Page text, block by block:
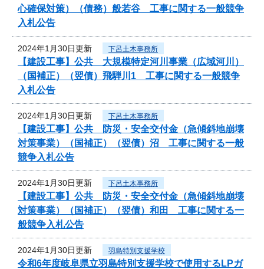
心確保対策）（債務）般若谷 工事に関する一般競争
入札公告
2024年1月30日更新 下呂土木事務所
【建設工事】公共 大規模特定河川事業（広域河川）
（国補正）（翌債）飛騨川1 工事に関する一般競争
入札公告
2024年1月30日更新 下呂土木事務所
【建設工事】公共 防災・安全交付金（急傾斜地崩壊
対策事業）（国補正）（翌債）沼 工事に関する一般
競争入札公告
2024年1月30日更新 下呂土木事務所
【建設工事】公共 防災・安全交付金（急傾斜地崩壊
対策事業）（国補正）（翌債）和田 工事に関する一
般競争入札公告
2024年1月30日更新 羽島特別支援学校
令和6年度岐阜県立羽島特別支援学校で使用するLPガ